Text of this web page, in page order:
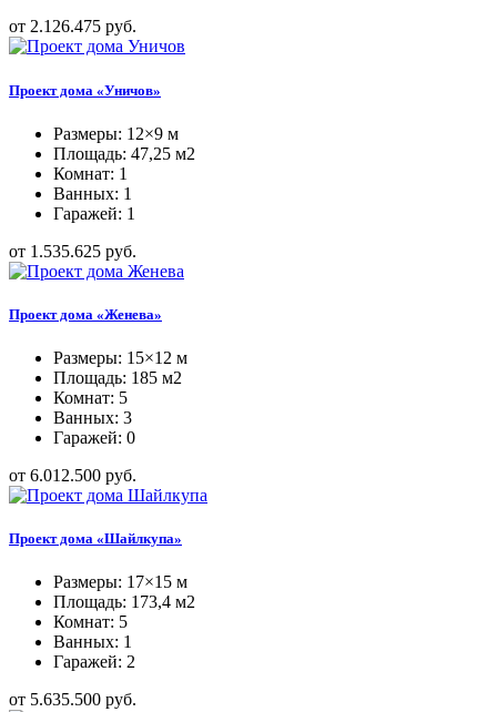
от 2.126.475 руб.
Проект дома «Уничов»
Размеры: 12×9 м
Площадь: 47,25 м2
Комнат: 1
Ванных: 1
Гаражей: 1
от 1.535.625 руб.
Проект дома «Женева»
Размеры: 15×12 м
Площадь: 185 м2
Комнат: 5
Ванных: 3
Гаражей: 0
от 6.012.500 руб.
Проект дома «Шайлкупа»
Размеры: 17×15 м
Площадь: 173,4 м2
Комнат: 5
Ванных: 1
Гаражей: 2
от 5.635.500 руб.